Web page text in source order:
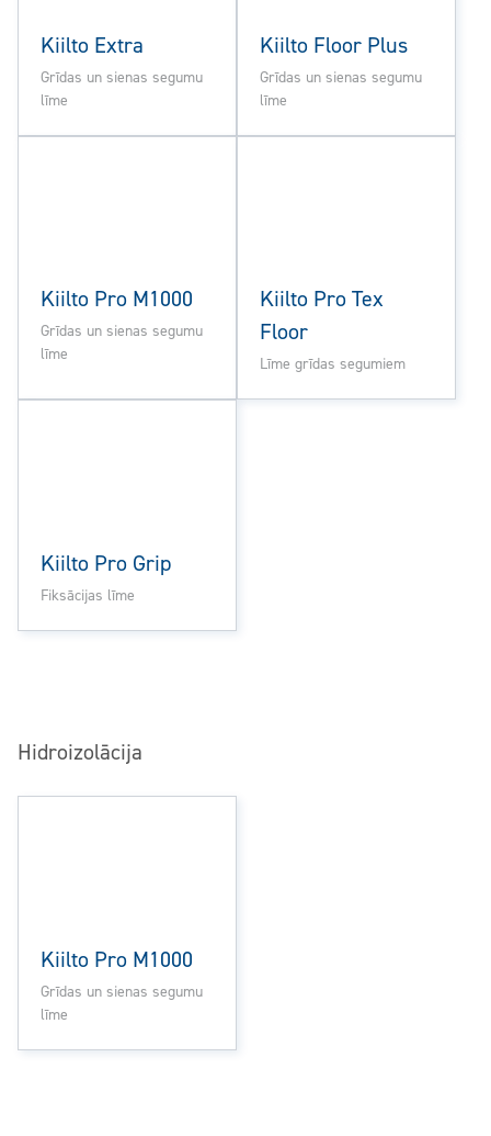
Kiilto Extra
Grīdas un sienas segumu
līme
Kiilto Floor Plus
Grīdas un sienas segumu
līme
Kiilto Pro M1000
Grīdas un sienas segumu
līme
Kiilto Pro Tex
Floor
Līme grīdas segumiem
Kiilto Pro Grip
Fiksācijas līme
Hidroizolācija
Kiilto Pro M1000
Grīdas un sienas segumu
līme